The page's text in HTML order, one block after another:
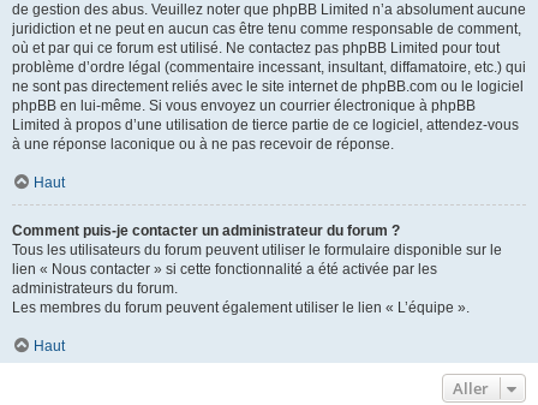
de gestion des abus. Veuillez noter que phpBB Limited n’a absolument aucune
juridiction et ne peut en aucun cas être tenu comme responsable de comment,
où et par qui ce forum est utilisé. Ne contactez pas phpBB Limited pour tout
problème d’ordre légal (commentaire incessant, insultant, diffamatoire, etc.) qui
ne sont pas directement reliés avec le site internet de phpBB.com ou le logiciel
phpBB en lui-même. Si vous envoyez un courrier électronique à phpBB
Limited à propos d’une utilisation de tierce partie de ce logiciel, attendez-vous
à une réponse laconique ou à ne pas recevoir de réponse.
Haut
Comment puis-je contacter un administrateur du forum ?
Tous les utilisateurs du forum peuvent utiliser le formulaire disponible sur le
lien « Nous contacter » si cette fonctionnalité a été activée par les
administrateurs du forum.
Les membres du forum peuvent également utiliser le lien « L’équipe ».
Haut
Aller